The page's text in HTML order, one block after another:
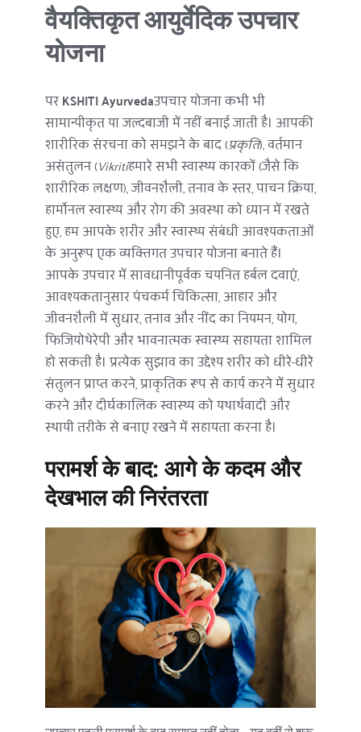
वैयक्तिकृत आयुर्वेदिक उपचार
योजना
पर KSHITI Ayurvedaउपचार योजना कभी भी
सामान्यीकृत या जल्दबाजी में नहीं बनाई जाती है। आपकी
शारीरिक संरचना को समझने के बाद (प्रकृति), वर्तमान
असंतुलन (Vikritiहमारे सभी स्वास्थ्य कारकों (जैसे कि
शारीरिक लक्षण), जीवनशैली, तनाव के स्तर, पाचन क्रिया,
हार्मोनल स्वास्थ्य और रोग की अवस्था को ध्यान में रखते
हुए, हम आपके शरीर और स्वास्थ्य संबंधी आवश्यकताओं
के अनुरूप एक व्यक्तिगत उपचार योजना बनाते हैं।
आपके उपचार में सावधानीपूर्वक चयनित हर्बल दवाएं,
आवश्यकतानुसार पंचकर्म चिकित्सा, आहार और
जीवनशैली में सुधार, तनाव और नींद का नियमन, योग,
फिजियोथेरेपी और भावनात्मक स्वास्थ्य सहायता शामिल
हो सकती है। प्रत्येक सुझाव का उद्देश्य शरीर को धीरे-धीरे
संतुलन प्राप्त करने, प्राकृतिक रूप से कार्य करने में सुधार
करने और दीर्घकालिक स्वास्थ्य को यथार्थवादी और
स्थायी तरीके से बनाए रखने में सहायता करना है।
परामर्श के बाद: आगे के कदम और
देखभाल की निरंतरता